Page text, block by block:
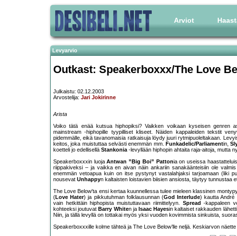
Arviot
Levyarvio
Outkast: Speakerboxxx/The Love
Julkaistu: 02.12.2003
Arvostelija: Jari Jokirinne
Arista
Voiko tätä enää kutsua hiphopiksi? Vaikken voikaan kyseisen genren
mainstream -hiphopille tyypilliset kliseet. Näiden kappaleiden tekstit
pidemmälle, eikä tavanomaisia ratkaisuja löydy juuri rytmipuoleltakaan.
keitos, joka muistuttaa selvästi enemmän mm. Funkadelic/Parliamentin,
koetteli jo edellisellä Stankonia-levyllään hiphopin ahtaita raja-aitoja, mutta
Speakerboxxxin luojaAntwan ”Big Boi” Pattonia on useissa
riippakiveksi – ja vaikka en aivan näin ankariin sanakäänteisiin ole
enemmän vetoapua kuin on itse pystynyt vastalahjaksi tarjoamaan (liki
nousevat Unhappyn kaltaisten loistavien biisien ansiosta, täytyy tunnustaa
The Love Below'ta ensi kertaa kuunnellessa tulee mieleen klassinen
(Love Hater) ja pikkutuhman folklausunnan (God Interlude) kautta André
vain hetkittäin hiphopista muistuttavaan riimittelyyn. Spread -kappaleen
kohteeksi joutuvat Barry Whiten ja Isaac Hayesin kaltaiset rakkauden
Niin, ja tällä levyllä on tottakai myös yksi vuoden kovimmista sinkuista,
Speakerboxxxille kolme tähteä ja The Love Below’lle neljä. Keskiarvon näette